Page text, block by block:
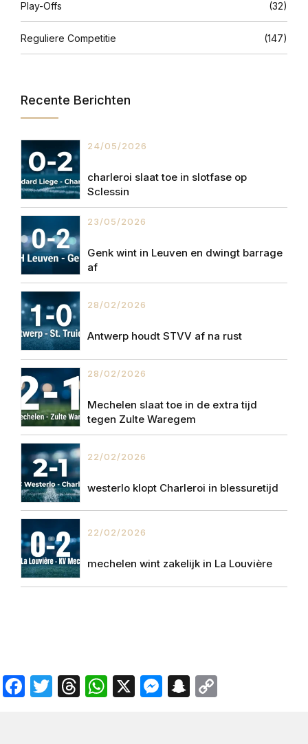
Play-Offs (32)
Reguliere Competitie (147)
Recente Berichten
24/05/2026
charleroi slaat toe in slotfase op
Sclessin
23/05/2026
Genk wint in Leuven en dwingt barrage
af
28/02/2026
Antwerp houdt STVV af na rust
28/02/2026
Mechelen slaat toe in de extra tijd
tegen Zulte Waregem
22/02/2026
westerlo klopt Charleroi in blessuretijd
22/02/2026
mechelen wint zakelijk in La Louvière
Facebook
Twitter
Threads
WhatsApp
X Messenger
Snapchat